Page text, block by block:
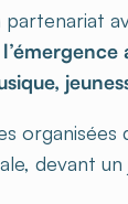
organisées
devant